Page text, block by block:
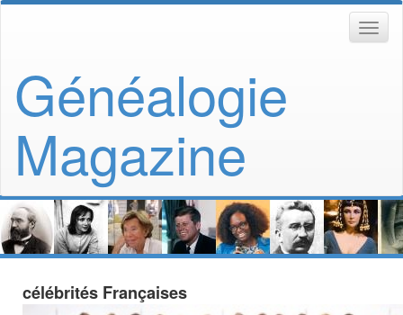
Généalogie
Magazine
célébrités Françaises